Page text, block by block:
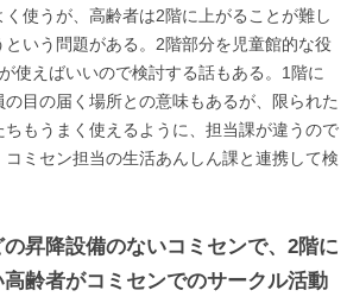
使うが、高齢者は2階に上がることが難し
という問題がある。2階部分を児童館的な役
使えばいいので検討する話もある。1階に
目の届く場所との意味もあるが、限られた
もうまく使えるように、担当課が違うので
ミセン担当の生活あんしん課と連携して検
昇降設備のないコミセンで、2階に
齢者がコミセンでのサークル活動